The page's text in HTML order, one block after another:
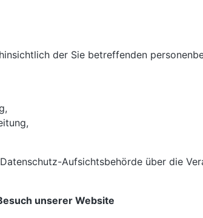
der Sie betreffenden
Aufsichtsbehörde über die
unserer Website